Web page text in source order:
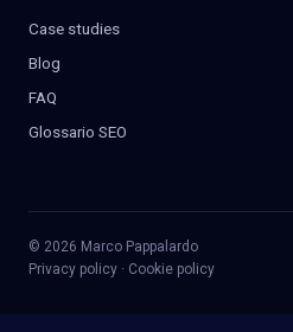
Case studies
Blog
FAQ
Glossario SEO
© 2026 Marco Pappalardo
Privacy policy · Cookie policy